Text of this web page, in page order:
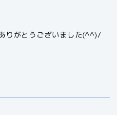
りがとうございました(^^)/